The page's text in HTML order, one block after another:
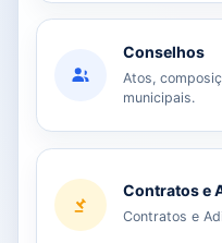
Conselhos
Atos,
municipais.
Contratos e
Contratos e